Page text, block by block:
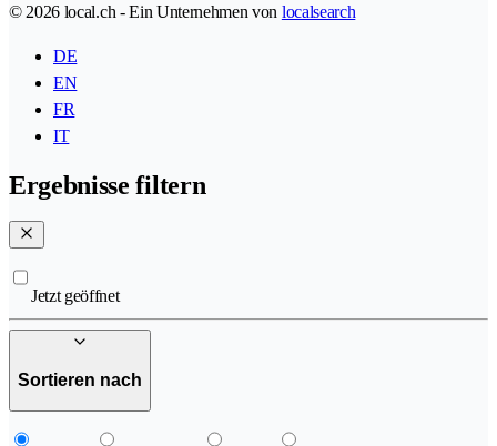
© 2026 local.ch - Ein Unternehmen von localsearch
DE
EN
FR
IT
Ergebnisse filtern
Jetzt geöffnet
Sortieren nach